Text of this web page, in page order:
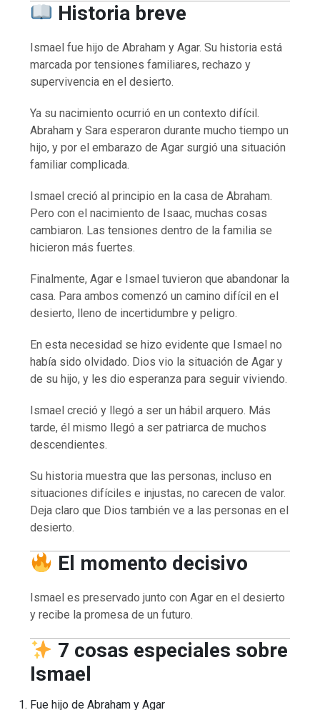
Historia breve
Ismael fue hijo de Abraham y Agar. Su historia está
marcada por tensiones familiares, rechazo y
supervivencia en el desierto.
Ya su nacimiento ocurrió en un contexto difícil.
Abraham y Sara esperaron durante mucho tiempo un
hijo, y por el embarazo de Agar surgió una situación
familiar complicada.
Ismael creció al principio en la casa de Abraham.
Pero con el nacimiento de Isaac, muchas cosas
cambiaron. Las tensiones dentro de la familia se
hicieron más fuertes.
Finalmente, Agar e Ismael tuvieron que abandonar la
casa. Para ambos comenzó un camino difícil en el
desierto, lleno de incertidumbre y peligro.
En esta necesidad se hizo evidente que Ismael no
había sido olvidado. Dios vio la situación de Agar y
de su hijo, y les dio esperanza para seguir viviendo.
Ismael creció y llegó a ser un hábil arquero. Más
tarde, él mismo llegó a ser patriarca de muchos
descendientes.
Su historia muestra que las personas, incluso en
situaciones difíciles e injustas, no carecen de valor.
Deja claro que Dios también ve a las personas en el
desierto.
El momento decisivo
Ismael es preservado junto con Agar en el desierto
y recibe la promesa de un futuro.
7 cosas especiales sobre
Ismael
Fue hijo de Abraham y Agar